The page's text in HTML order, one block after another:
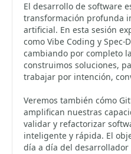
El desarrollo de software
transformación profunda
artificial. En esta sesión
como Vibe Coding y
cambiando por completo
construimos soluciones,
trabajar por intención,
Veremos también cómo
amplifican nuestras
validar y refactorizar
inteligente y rápida. El
día a día del